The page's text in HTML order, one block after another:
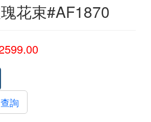
花束#AF1870
查詢